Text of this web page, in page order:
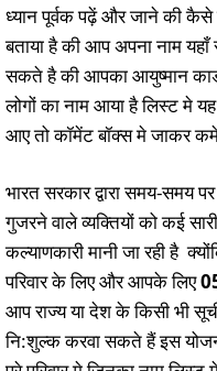
ध्यान पूर्वक पढ़ें और जाने की कैसे
बताया है की आप अपना नाम
सकते है की आपका आयुष्मान
लोगों का नाम आया है लिस्ट मे
आए तो कॉमेंट बॉक्स मे जाकर
भारत सरकार द्वारा समय-समय
गुजरने वाले व्यक्तियों को कई
कल्याणकारी मानी जा रही है
परिवार के लिए और आपके लिए
आप राज्य या देश के किसी भी
नि:शुल्क करवा सकते हैं इस